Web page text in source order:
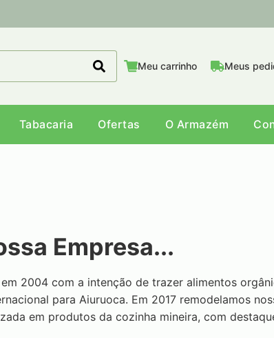
Meu carrinho Meus
Tabacaria Ofertas O Armazém
Empresa...
2004 com a intenção de trazer alimentos
para Aiuruoca. Em 2017 remodelamos
em produtos da cozinha mineira, com